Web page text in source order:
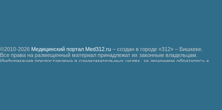
©2010-2026 Медицинский портал Med312.ru – создан в городе «312» – Бишкеке.
Все права на размещенный материал принадлежат их законным владельцам.
Информация предоставлена в ознакомительных целях, за лечением обратитесь к